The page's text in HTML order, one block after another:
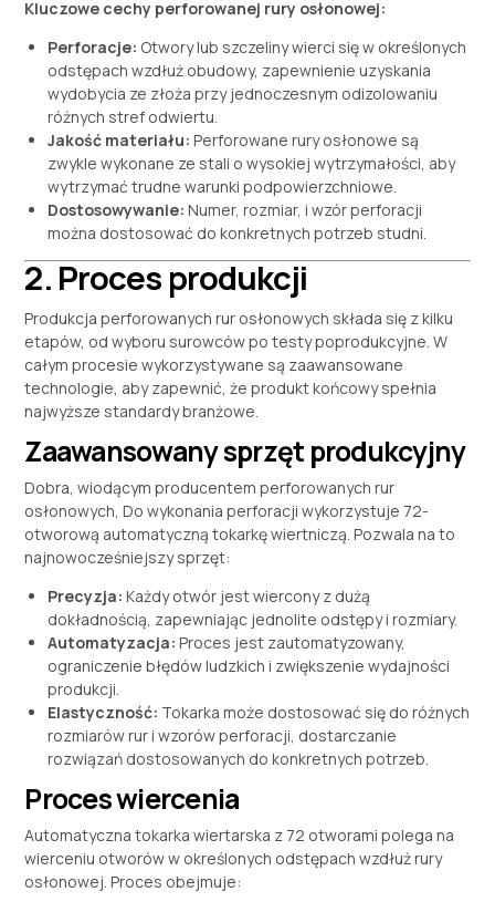
Kluczowe cechy perforowanej rury osłonowej:
Perforacje: Otwory lub szczeliny wierci się w określonych
odstępach wzdłuż obudowy, zapewnienie uzyskania
wydobycia ze złoża przy jednoczesnym odizolowaniu
różnych stref odwiertu.
Jakość materiału: Perforowane rury osłonowe są
zwykle wykonane ze stali o wysokiej wytrzymałości, aby
wytrzymać trudne warunki podpowierzchniowe.
Dostosowywanie: Numer, rozmiar, i wzór perforacji
można dostosować do konkretnych potrzeb studni.
2. Proces produkcji
Produkcja perforowanych rur osłonowych składa się z kilku
etapów, od wyboru surowców po testy poprodukcyjne. W
całym procesie wykorzystywane są zaawansowane
technologie, aby zapewnić, że produkt końcowy spełnia
najwyższe standardy branżowe.
Zaawansowany sprzęt produkcyjny
Dobra, wiodącym producentem perforowanych rur
osłonowych, Do wykonania perforacji wykorzystuje 72-
otworową automatyczną tokarkę wiertniczą. Pozwala na to
najnowocześniejszy sprzęt:
Precyzja: Każdy otwór jest wiercony z dużą
dokładnością, zapewniając jednolite odstępy i rozmiary.
Automatyzacja: Proces jest zautomatyzowany,
ograniczenie błędów ludzkich i zwiększenie wydajności
produkcji.
Elastyczność: Tokarka może dostosować się do różnych
rozmiarów rur i wzorów perforacji, dostarczanie
rozwiązań dostosowanych do konkretnych potrzeb.
Proces wiercenia
Automatyczna tokarka wiertarska z 72 otworami polega na
wierceniu otworów w określonych odstępach wzdłuż rury
osłonowej. Proces obejmuje: